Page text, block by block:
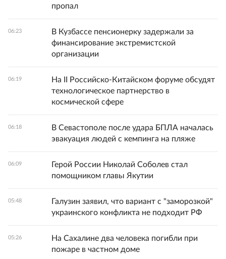
пропал
06:23
В Кузбассе пенсионерку задержали за
финансирование экстремистской
организации
06:19
На II Российско-Китайском форуме обсудят
технологическое партнерство в
космической сфере
06:18
В Севастополе после удара БПЛА началась
эвакуация людей с кемпинга на пляже
06:09
Герой России Николай Соболев стал
помощником главы Якутии
05:48
Галузин заявил, что вариант с "заморозкой"
украинского конфликта не подходит РФ
05:26
На Сахалине два человека погибли при
пожаре в частном доме